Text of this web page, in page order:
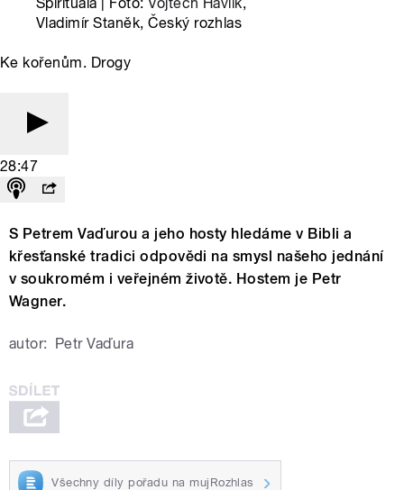
Vladimír Staněk, Český rozhlas
Ke kořenům. Drogy
28:47
S Petrem Vaďurou a jeho hosty hledáme v Bibli a
křesťanské tradici odpovědi na smysl našeho jednání
v soukromém i veřejném životě. Hostem je Petr
Wagner.
autor: Petr Vaďura
Všechny díly pořadu na mujRozhlas